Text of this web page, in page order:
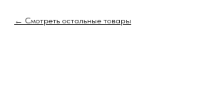
Смотреть остальные товары